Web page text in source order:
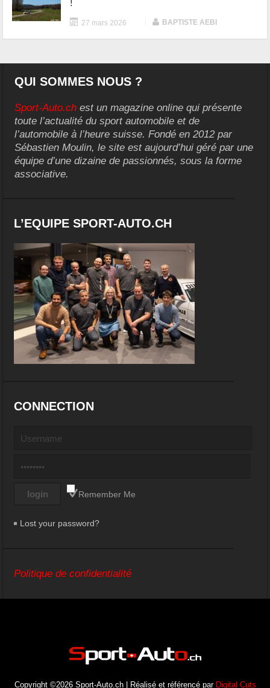
!
27 mars 2026 BAPTISTE AEBI
QUI SOMMES NOUS ?
Sport-Auto.ch est un magazine online qui présente
toute l’actualité du sport automobile et de
l’automobile à l’heure suisse. Fondé en 2012 par
Sébastien Moulin, le site est aujourd’hui géré par une
équipe d’une dizaine de passionnés, sous la forme
associative.
L’EQUIPE SPORT-AUTO.CH
CONNECTION
Remember Me
Lost your password?
Politique de confidentialité
Copyright ©2026 Sport-Auto.ch | Réalisé et référencé par Digital Cuts